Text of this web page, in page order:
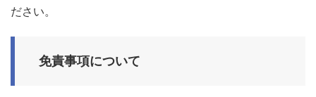
ださい。
免責事項について